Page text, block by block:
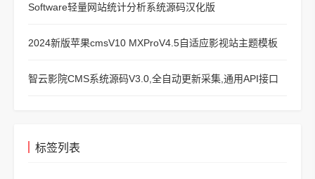
Software轻量网站统计分析系统源码汉化版
2024新版苹果cmsV10 MXProV4.5自适应影视站主题模板
智云影院CMS系统源码V3.0,全自动更新采集,通用API接口
标签列表